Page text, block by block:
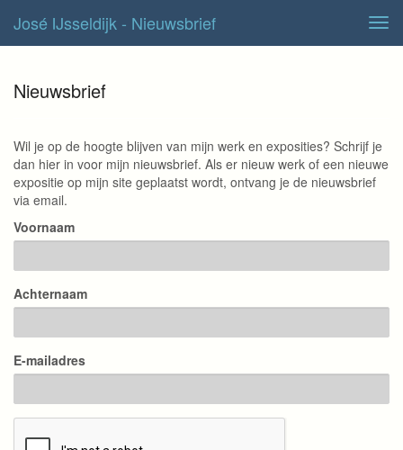
José IJsseldijk - Nieuwsbrief
Nieuwsbrief
Wil je op de hoogte blijven van mijn werk en exposities? Schrijf je
dan hier in voor mijn nieuwsbrief. Als er nieuw werk of een nieuwe
expositie op mijn site geplaatst wordt, ontvang je de nieuwsbrief
via email.
Voornaam
Achternaam
E-mailadres